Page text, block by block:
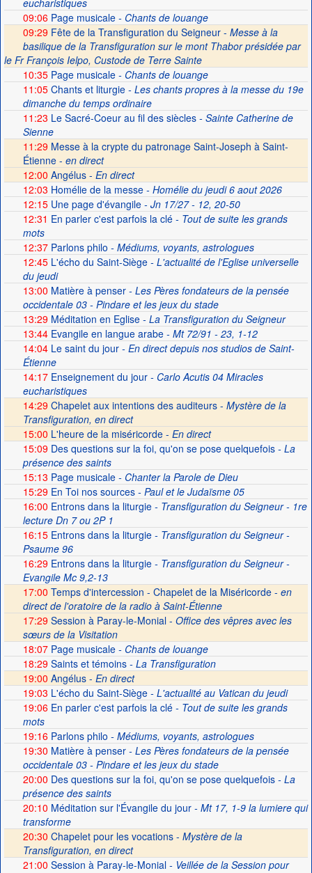
eucharistiques
09:06Page musicale- Chants de louange
09:29 Fête de la Transfiguration du Seigneur - Messe à la
basilique de la Transfiguration sur le mont Thabor présidée par
le Fr François Ielpo, Custode de Terre Sainte
10:35Page musicale- Chants de louange
11:05Chants et liturgie- Les chants propres à la messe du 19e
dimanche du temps ordinaire
11:23 Le Sacré-Coeur au fil des siècles- Sainte Catherine de
Sienne
11:29 Messe à la crypte du patronage Saint-Joseph à Saint-
Étienne - en direct
12:00 Angélus - En direct
12:03 Homélie de la messe- Homélie du jeudi 6 aout 2026
12:15Une page d'évangile- Jn 17/27 - 12, 20-50
12:31 En parler c'est parfois la clé- Tout de suite les grands
mots
12:37Parlons philo - Médiums, voyants, astrologues
12:45L'écho du Saint-Siège- L'actualité de l'Eglise universelle
du jeudi
13:00 Matière à penser- Les Pères fondateurs de la pensée
occidentale 03 - Pindare et les jeux du stade
13:29Méditation en Eglise- La Transfiguration du Seigneur
13:44Evangile en langue arabe- Mt 72/91 - 23, 1-12
14:04Le saint du jour- En direct depuis nos studios de Saint-
Étienne
14:17Enseignement du jour- Carlo Acutis 04 Miracles
eucharistiques
14:29 Chapelet aux intentions des auditeurs - Mystère de la
Transfiguration, en direct
15:00 L'heure de la miséricorde - En direct
15:09Des questions sur la foi, qu'on se pose quelquefois- La
présence des saints
15:13 Page musicale- Chanter la Parole de Dieu
15:29En Toi nos sources- Paul et le Judaïsme 05
16:00 Entrons dans la liturgie- Transfiguration du Seigneur - 1re
lecture Dn 7 ou 2P 1
16:15Entrons dans la liturgie- Transfiguration du Seigneur -
Psaume 96
16:29Entrons dans la liturgie- Transfiguration du Seigneur -
Evangile Mc 9,2-13
17:00 Temps d'intercession - Chapelet de la Miséricorde - en
direct de l'oratoire de la radio à Saint-Étienne
17:29 Session à Paray-le-Monial - Office des vêpres avec les
sœurs de la Visitation
18:07Page musicale- Chants de louange
18:29Saints et témoins- La Transfiguration
19:00 Angélus - En direct
19:03 L'écho du Saint-Siège- L'actualité au Vatican du jeudi
19:06En parler c'est parfois la clé- Tout de suite les grands
mots
19:16Parlons philo - Médiums, voyants, astrologues
19:30 Matière à penser- Les Pères fondateurs de la pensée
occidentale 03 - Pindare et les jeux du stade
20:00 Des questions sur la foi, qu'on se pose quelquefois- La
présence des saints
20:10 Méditation sur l'Évangile du jour- Mt 17, 1-9 la lumiere qui
transforme
20:30 Chapelet pour les vocations - Mystère de la
Transfiguration, en direct
21:00 Session à Paray-le-Monial- Veillée de la Session pour